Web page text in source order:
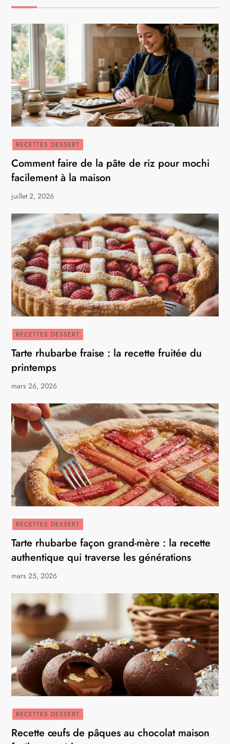
RECETTES DESSERT
Comment faire de la pâte de riz pour mochi
facilement à la maison
juillet 2, 2026
RECETTES DESSERT
Tarte rhubarbe fraise : la recette fruitée du
printemps
mars 26, 2026
RECETTES DESSERT
Tarte rhubarbe façon grand-mère : la recette
authentique qui traverse les générations
mars 25, 2026
RECETTES DESSERT
Recette œufs de pâques au chocolat maison